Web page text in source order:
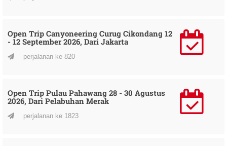
Open Trip Canyoneering Curug Cikondang 12
- 12 September 2026, Dari Jakarta
perjalanan ke 820
Open Trip Pulau Pahawang 28 - 30 Agustus
2026, Dari Pelabuhan Merak
perjalanan ke 1823